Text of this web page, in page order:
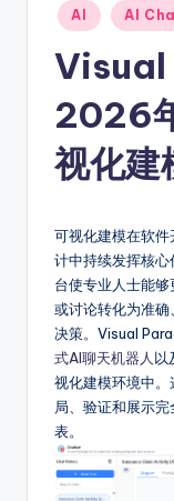
S
m
p
fi
d
C
hi
Posted
in
AI AI
Visual
2026
视化建
可视化建模在软
计中持续发挥核
台使专业人士能
或讨论转化为准
决策。Visual
式AI聊天机器人 以
视化建模环境中
局、验证和展示
表。